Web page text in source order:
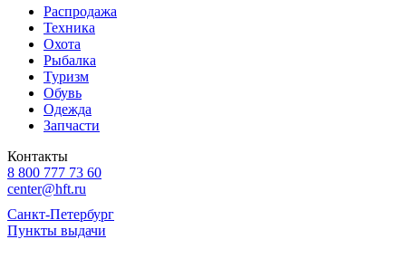
Распродажа
Техника
Охота
Рыбалка
Туризм
Обувь
Одежда
Запчасти
Контакты
8 800 777 73 60
center@hft.ru
Санкт-Петербург
Пункты выдачи